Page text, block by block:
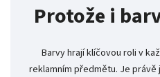
Protože i
Barvy hrají klíčovou roli v
reklamním předmětu. Je